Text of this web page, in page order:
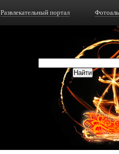
Развлекательный портал